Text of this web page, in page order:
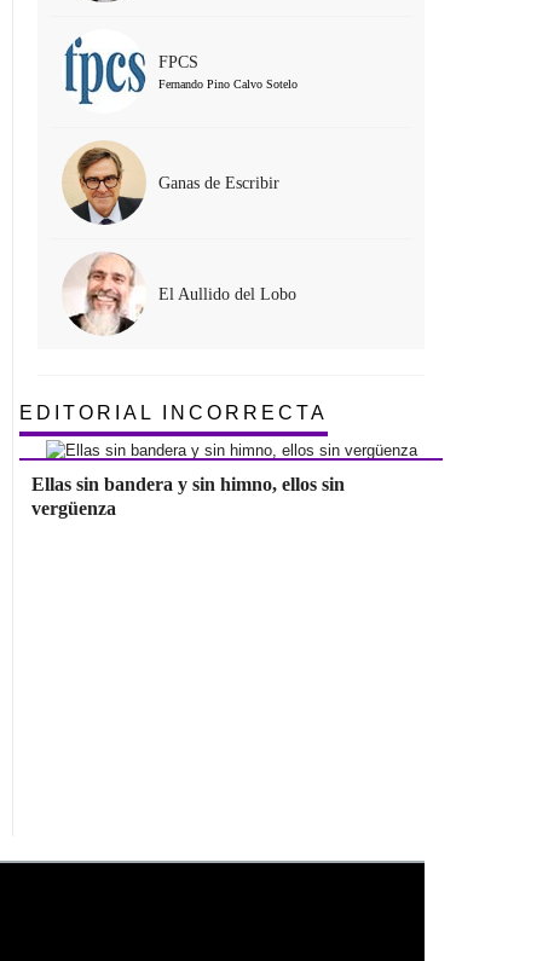
FPCS
Fernando Pino Calvo Sotelo
Ganas de Escribir
El Aullido del Lobo
EDITORIAL INCORRECTA
Ellas sin bandera y sin himno, ellos sin
vergüenza